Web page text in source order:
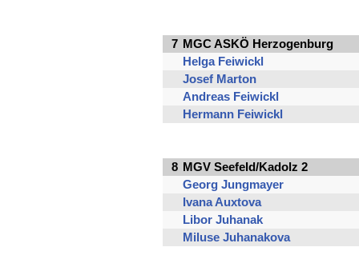
7 MGC ASKÖ Herzogenburg
Helga Feiwickl
Josef Marton
Andreas Feiwickl
Hermann Feiwickl
8 MGV Seefeld/Kadolz 2
Georg Jungmayer
Ivana Auxtova
Libor Juhanak
Miluse Juhanakova